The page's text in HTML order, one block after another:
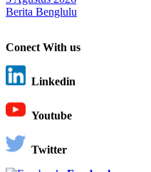
Berita Benglulu
Conect With us
Linkedin
Youtube
Twitter